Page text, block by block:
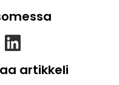
artikkeli